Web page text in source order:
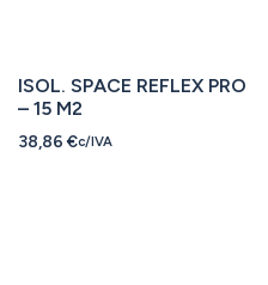
ISOL. SPACE REFLEX PRO
– 15 M2
38,86 €c/IVA